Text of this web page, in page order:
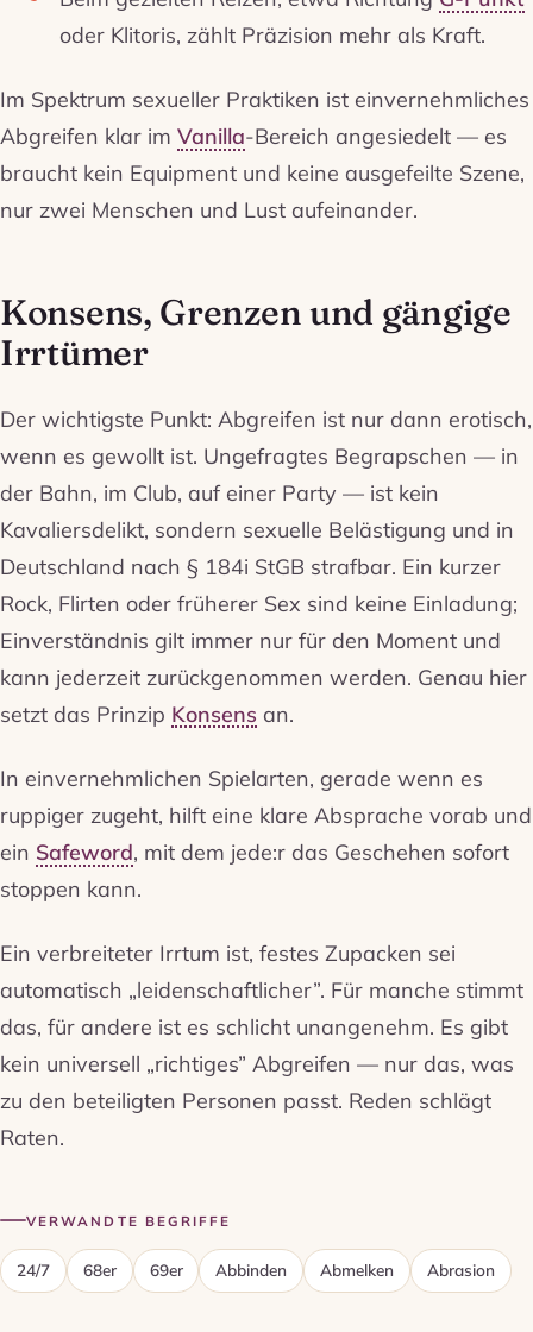
oder Klitoris, zählt Präzision mehr als Kraft.
Im Spektrum sexueller Praktiken ist einvernehmliches
Abgreifen klar im Vanilla-Bereich angesiedelt — es
braucht kein Equipment und keine ausgefeilte Szene,
nur zwei Menschen und Lust aufeinander.
Konsens, Grenzen und gängige
Irrtümer
Der wichtigste Punkt: Abgreifen ist nur dann erotisch,
wenn es gewollt ist. Ungefragtes Begrapschen — in
der Bahn, im Club, auf einer Party — ist kein
Kavaliersdelikt, sondern sexuelle Belästigung und in
Deutschland nach § 184i StGB strafbar. Ein kurzer
Rock, Flirten oder früherer Sex sind keine Einladung;
Einverständnis gilt immer nur für den Moment und
kann jederzeit zurückgenommen werden. Genau hier
setzt das Prinzip Konsens an.
In einvernehmlichen Spielarten, gerade wenn es
ruppiger zugeht, hilft eine klare Absprache vorab und
ein Safeword, mit dem jede:r das Geschehen sofort
stoppen kann.
Ein verbreiteter Irrtum ist, festes Zupacken sei
automatisch „leidenschaftlicher”. Für manche stimmt
das, für andere ist es schlicht unangenehm. Es gibt
kein universell „richtiges” Abgreifen — nur das, was
zu den beteiligten Personen passt. Reden schlägt
Raten.
VERWANDTE BEGRIFFE
24/7 68er 69er Abbinden Abmelken Abrasion